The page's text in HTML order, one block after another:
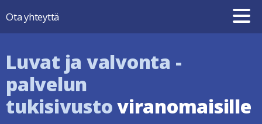
Ota yhteyttä
Luvat ja valvonta -
palvelun
tukisivustoviranomaisille